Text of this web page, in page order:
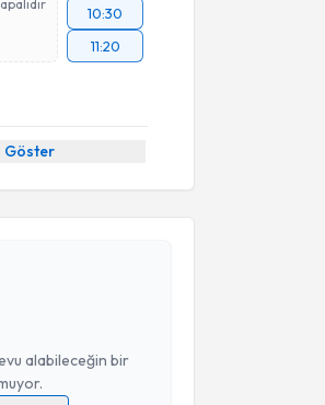
10:30
11:20
Göster
alabileceğin bir